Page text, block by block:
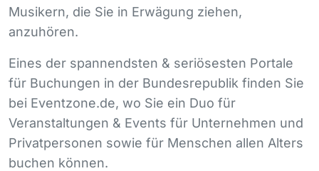
Musikern, die Sie in Erwägung ziehen,
anzuhören.
Eines der spannendsten & seriösesten Portale
für Buchungen in der Bundesrepublik finden Sie
bei Eventzone.de, wo Sie ein Duo für
Veranstaltungen & Events für Unternehmen und
Privatpersonen sowie für Menschen allen Alters
buchen können.